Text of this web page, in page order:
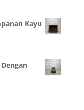
Kayu